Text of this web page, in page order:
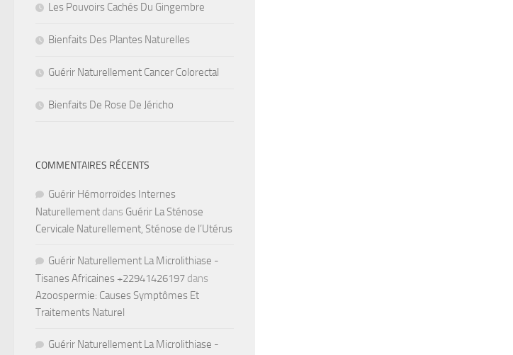
Les Pouvoirs Cachés Du Gingembre
Bienfaits Des Plantes Naturelles
Guérir Naturellement Cancer Colorectal
Bienfaits De Rose De Jéricho
COMMENTAIRES RÉCENTS
Guérir Hémorroïdes Internes
Naturellement dans Guérir La Sténose
Cervicale Naturellement, Sténose de l’Utérus
Guérir Naturellement La Microlithiase -
Tisanes Africaines +22941426197 dans
Azoospermie: Causes Symptômes Et
Traitements Naturel
Guérir Naturellement La Microlithiase -